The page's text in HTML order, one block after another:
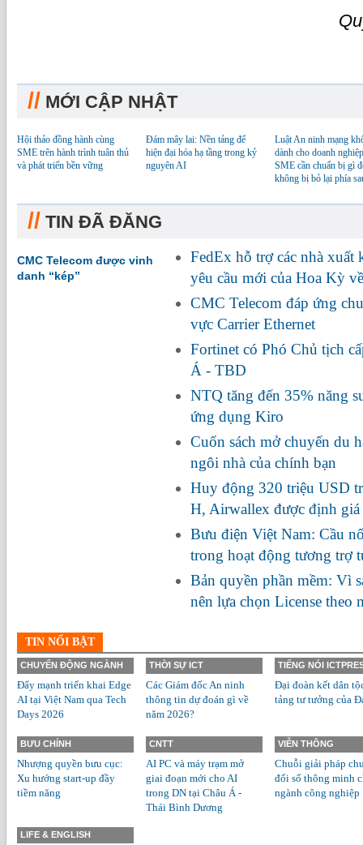
// MỚI CẬP NHẬT
Hội thảo đồng hành cùng
SME trên hành trình tuân thủ
và phát triển bền vững
Đám mây lai: Nền tảng để
hiện đại hóa hạ tầng trong kỷ
nguyên AI
Luật An ninh mạng
dành cho doanh
SME cần chuẩn bị gì
không bị bỏ lại phía
// TIN ĐÃ ĐĂNG
CMC Telecom được vinh
danh “kép”
FedEx hỗ trợ các nhà xuất
yêu cầu mới của Hoa Kỳ
CMC Telecom đáp ứng
vực Carrier Ethernet
Fortinet có Phó Chủ tịch
Á - TBD
NTQ tăng đến 35% năng
ứng dụng Kiro
Cuốn sách mở chuyến du
ngôi nhà của chính bạn
Huy động 320 triệu USD
H, Airwallex được định
Bưu điện Việt Nam: Cầu
trong hoạt động tương trợ
Bản quyền phần mềm: Vì
nên lựa chọn License theo
TIN NỔI BẬT
CHUYỂN ĐỘNG NGÀNH
Đẩy mạnh triển khai Edge
AI tại Việt Nam qua Tech
Days 2026
THỜI SỰ ICT
Các Giám đốc An ninh
thông tin dự đoán gì về
năm 2026?
TIẾNG NÓI
Đại đoàn kết dân
tảng tư tưởng của
BƯU CHÍNH
Nhượng quyền bưu cục:
Xu hướng start-up đầy
tiềm năng
CNTT
AI PC và máy trạm mở
giai đoạn mới cho AI
trong DN tại Châu Á -
Thái Bình Dương
VIỄN THÔNG
Chuỗi giải pháp
đổi số thông minh
ngành công nghiệp
LIFE & ENGLISH